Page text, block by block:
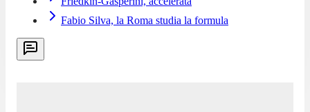
Fabio Silva, la Roma studia la formula